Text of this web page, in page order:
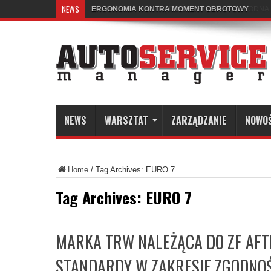
NEWS ERGONOMIA KONTRA MOMENT OBROTOWY
NEWS WARSZTAT ZARZĄDZANIE
Home / Tag Archives: EURO 7
Tag Archives: EURO 7
MARKA TRW NALEŻĄCA DO ZF